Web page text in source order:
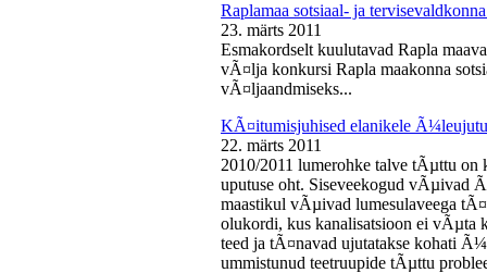
Raplamaa sotsiaal- ja
23. märts 2011
Esmakordselt kuulutavad Rapla
vÃ¤lja konkursi Rapla maakonna
vÃ¤ljaandmiseks...
KÃ¤itumisjuhised elanikele
22. märts 2011
2010/2011 lumerohke talve tÃµttu on
uputuse oht. Siseveekogud vÃµivad
maastikul vÃµivad lumesulaveega
olukordi, kus kanalisatsioon ei vÃµta
teed ja tÃ¤navad ujutatakse kohati
ummistunud teetruupide tÃµttu